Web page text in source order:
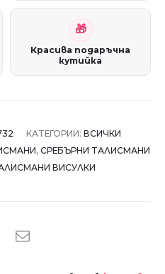
Красива подаръчна
кутийка
КАТЕГОРИИ: ВСИЧКИ
, СРЕБЪРНИ ТАЛИСМАНИ
ВИСУЛКИ